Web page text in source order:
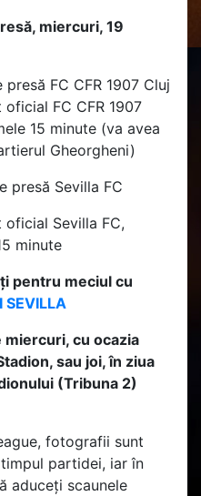
miercuri, 19
FC CFR 1907 Cluj
FC CFR 1907
15 minute (va avea
Gheorgheni)
presă Sevilla FC
oficial Sevilla FC,
minute
pentru meciul cu
SEVILLA
cu ocazia
sau joi, în ziua
(Tribuna 2)
fotografii sunt
partidei, iar în
aduceți scaunele